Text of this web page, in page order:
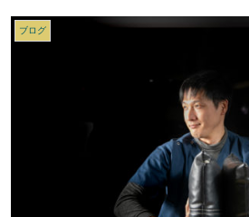
ブログ